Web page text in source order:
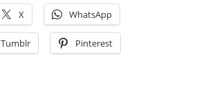
X WhatsApp
Tumblr Pinterest